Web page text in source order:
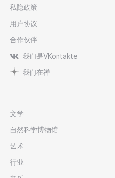
私隐政策
用户协议
合作伙伴
我们是VKontakte
我们在禅
文学
自然科学博物馆
艺术
行业